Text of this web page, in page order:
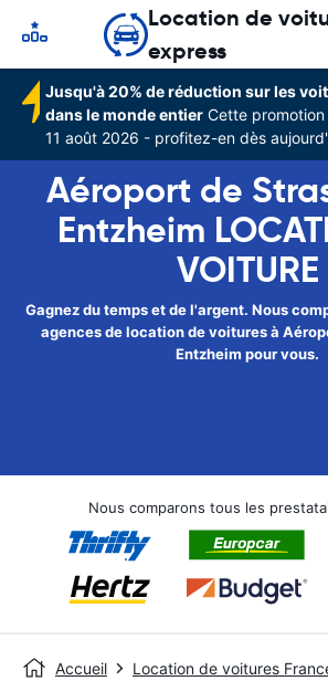
Location de
express
Jusqu'à 20% de réduction sur les
dans le monde entier Cette
11 août 2026 - profitez-en dès
Aéroport de
Entzheim
VOITURE
Gagnez du temps et de l'argent. Nous
agences de location de voitures à
Entzheim pour vous.
Nous comparons tous les
Accueil Location de voitures